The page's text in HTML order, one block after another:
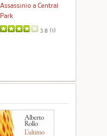
Assassinio a Central
Park
3.8 (1)